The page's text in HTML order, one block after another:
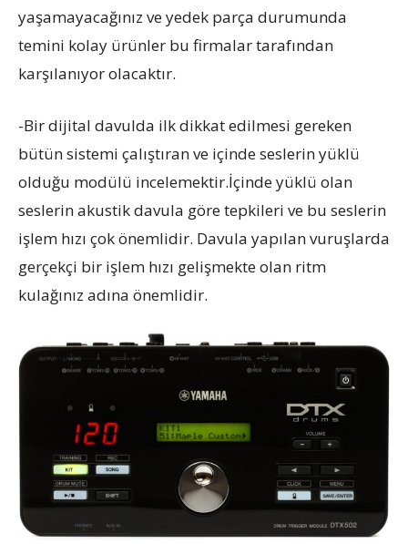
yaşamayacağınız ve yedek parça durumunda
temini kolay ürünler bu firmalar tarafından
karşılanıyor olacaktır.
-Bir dijital davulda ilk dikkat edilmesi gereken
bütün sistemi çalıştıran ve içinde seslerin yüklü
olduğu modülü incelemektir.İçinde yüklü olan
seslerin akustik davula göre tepkileri ve bu seslerin
işlem hızı çok önemlidir. Davula yapılan vuruşlarda
gerçekçi bir işlem hızı gelişmekte olan ritm
kulağınız adına önemlidir.